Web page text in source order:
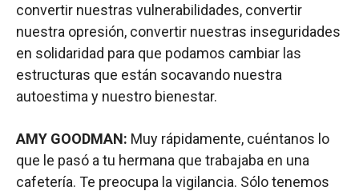
convertir nuestras vulnerabilidades, convertir
nuestra opresión, convertir nuestras inseguridades
en solidaridad para que podamos cambiar las
estructuras que están socavando nuestra
autoestima y nuestro bienestar.
AMY GOODMAN: Muy rápidamente, cuéntanos lo
que le pasó a tu hermana que trabajaba en una
cafetería. Te preocupa la vigilancia. Sólo tenemos